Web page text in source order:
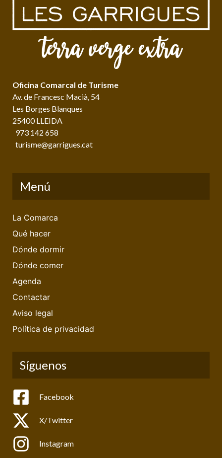
Oficina Comarcal de Turisme
Av. de Francesc Macià, 54
Les Borges Blanques
25400 LLEIDA
973 142 658
turisme@garrigues.cat
Menú
La Comarca
Qué hacer
Dónde dormir
Dónde comer
Agenda
Contactar
Aviso legal
Política de privacidad
Síguenos
Facebook
X/Twitter
Instagram